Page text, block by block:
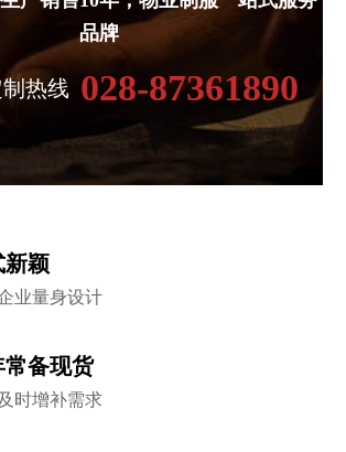
品牌
热线 028-87361890
新颖
业量身设计
常备现货
时增补需求